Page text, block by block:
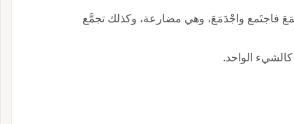
فاجتَمع واجْدَمَعَ، وهي مضارعة، وكذلك تجمَّع